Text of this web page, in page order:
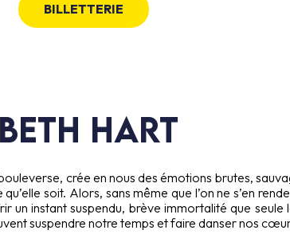
BILLETTERIE
BETH HART
crée en nous des émotions brutes,
soit. Alors, sans même que l’on ne s’en
un instant suspendu, brève immortalité que
suspendre notre temps et faire danser nos